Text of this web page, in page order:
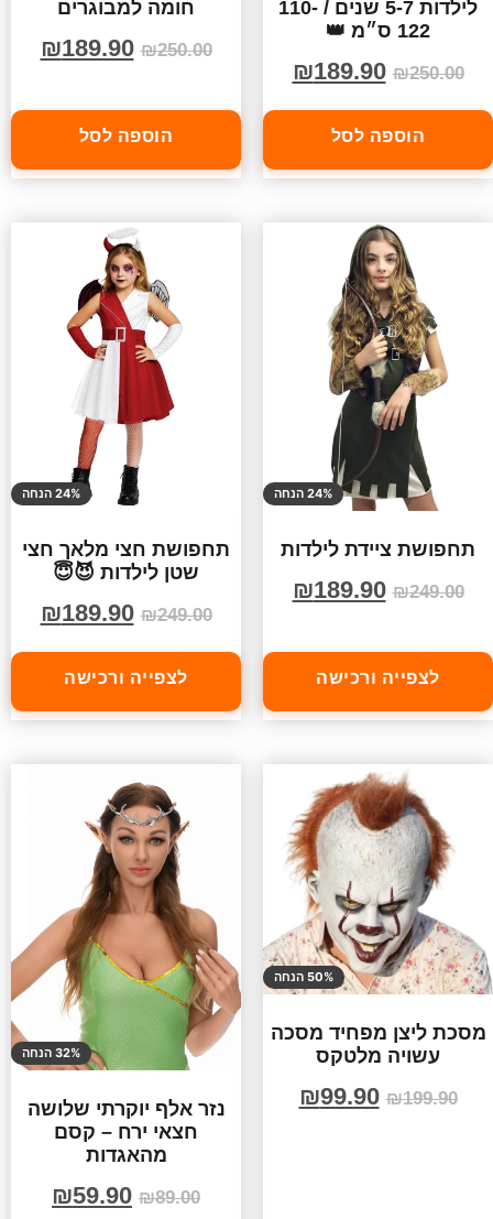
לילדות 5-7 שנים / 110-
122 ס״מ 👑
₪250.00
₪189.90
הוספה לסל
חומה למבוגרים
₪250.00
₪189.90
הוספה לסל
24% הנחה
תחפושת ציידת לילדות
₪249.00
₪189.90
לצפייה ורכישה
24% הנחה
תחפושת חצי מלאך חצי
שטן לילדות 😈😇
₪249.00
₪189.90
לצפייה ורכישה
50% הנחה
מסכת ליצן מפחיד מסכה
עשויה מלטקס
₪199.90
₪99.90
32% הנחה
נזר אלף יוקרתי שלושה
חצאי ירח – קסם
מהאגדות
₪89.00
₪59.90